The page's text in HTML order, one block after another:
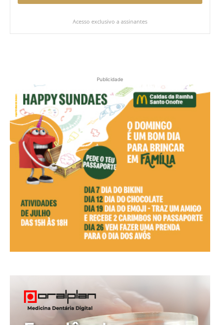
Acesso exclusivo a assinantes
Publicidade